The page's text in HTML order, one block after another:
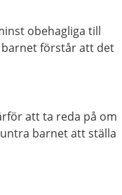
obehagliga till
förstår att det
att ta reda på om
barnet att ställa